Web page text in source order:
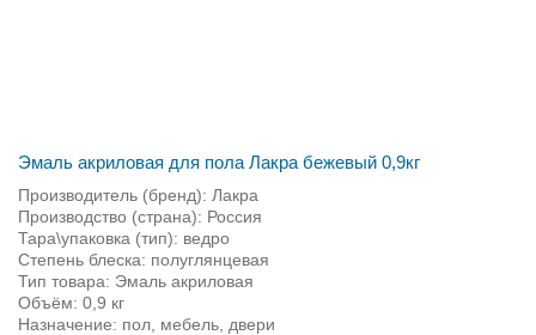
Эмаль акриловая для пола Лакра бежевый 0,9кг
Производитель (бренд): Лакра
Производство (страна): Россия
Тара\упаковка (тип): ведро
Степень блеска: полуглянцевая
Тип товара: Эмаль акриловая
Объём: 0,9 кг
Назначение: пол, мебель, двери